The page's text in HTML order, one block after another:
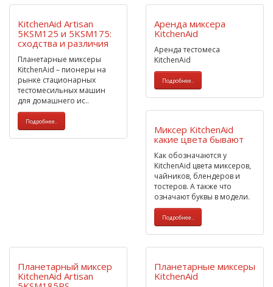
KitchenAid Artisan
5KSM125 и 5KSM175:
сходства и различия
Планетарные миксеры
KitchenAid – пионеры на
рынке стационарных
тестомесильных машин
для домашнего ис..
Подробнее..
Аренда миксера
KitchenAid
Аренда тестомеса
KitchenAid
Подробнее..
Миксер KitchenAid
какие цвета бывают
Как обозначаются у
KitchenAid цвета миксеров,
чайников, блендеров и
тостеров. А также что
означают буквы в модели.
Подробнее..
Планетарный миксер
KitchenAid Artisan
Планетарные миксеры
KitchenAid